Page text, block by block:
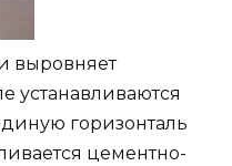
выровняет
устанавливаются
горизонталь
цементно-